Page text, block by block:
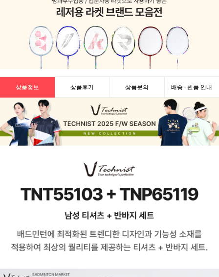
상품정보 상품후기 상품문의 배송 · 반품 안내